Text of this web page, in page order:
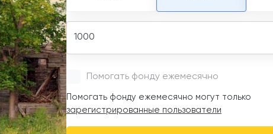
Amount
Помогать фонду ежемесячно
Помогать фонду ежемесячно могут только
зарегистрированные пользователи